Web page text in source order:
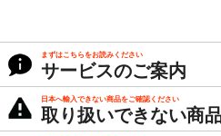
まずはこちらをお読みください
サービスのご案内
日本へ輸入できない商品をご確認ください
取り扱いできない商